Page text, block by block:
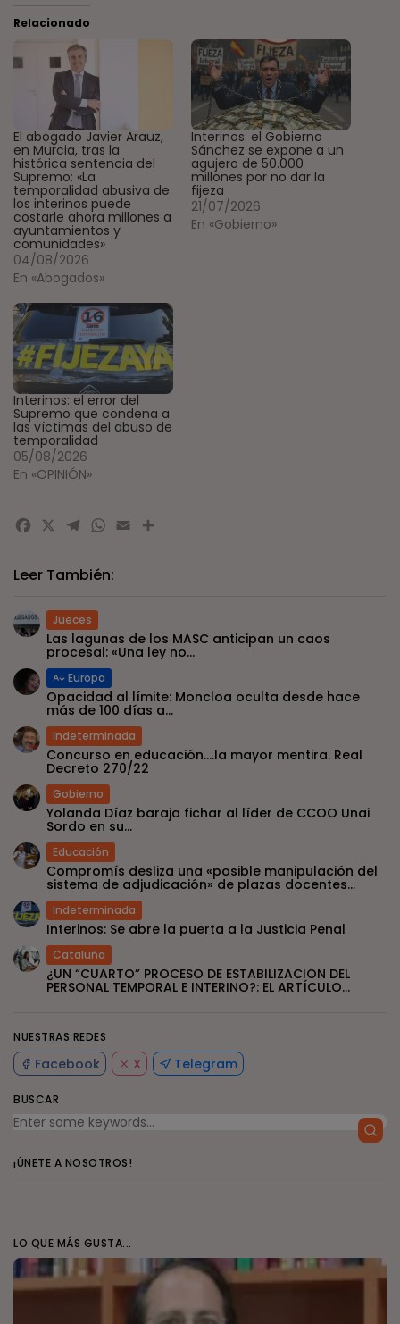
NUESTRAS REDES
Facebook X Telegram
BUSCAR
¡ÚNETE A NOSOTROS!
LO QUE MÁS GUSTA...
Relacionado
El abogado Javier Arauz,
en Murcia, tras la
histórica sentencia del
Supremo: «La
temporalidad abusiva de
los interinos puede
costarle ahora millones a
ayuntamientos y
comunidades»
04/08/2026
En «Abogados»
Interinos: el Gobierno
Sánchez se expone a un
agujero de 50.000
millones por no dar la
fijeza
21/07/2026
En «Gobierno»
Interinos: el error del
Supremo que condena a
las víctimas del abuso de
temporalidad
05/08/2026
En «OPINIÓN»
Facebook
X Telegram
WhatsApp
EmailCompartir
Leer También:
Jueces
Las lagunas de los MASC anticipan un caos
procesal: «Una ley no...
Europa
Opacidad al límite: Moncloa oculta desde hace
más de 100 días a...
Indeterminada
Concurso en educación….la mayor mentira. Real
Decreto 270/22
Gobierno
Yolanda Díaz baraja fichar al líder de CCOO Unai
Sordo en su...
Educación
Compromís desliza una «posible manipulación del
sistema de adjudicación» de plazas docentes...
Indeterminada
Interinos: Se abre la puerta a la Justicia Penal
Cataluña
¿UN “CUARTO” PROCESO DE ESTABILIZACIÓN DEL
PERSONAL TEMPORAL E INTERINO?: EL ARTÍCULO...